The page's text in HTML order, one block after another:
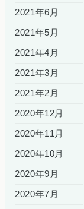
2021年6月
2021年5月
2021年4月
2021年3月
2021年2月
2020年12月
2020年11月
2020年10月
2020年9月
2020年7月